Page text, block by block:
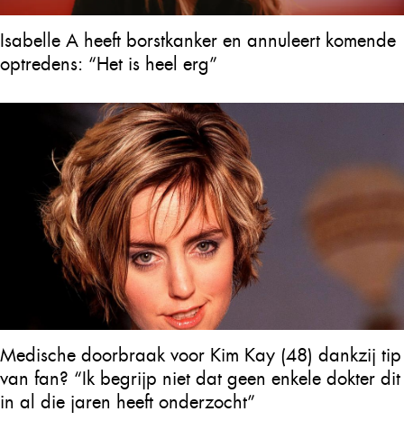
Isabelle A heeft borstkanker en annuleert komende
optredens: “Het is heel erg”
Medische doorbraak voor Kim Kay (48) dankzij tip
van fan? “Ik begrijp niet dat geen enkele dokter dit
in al die jaren heeft onderzocht”